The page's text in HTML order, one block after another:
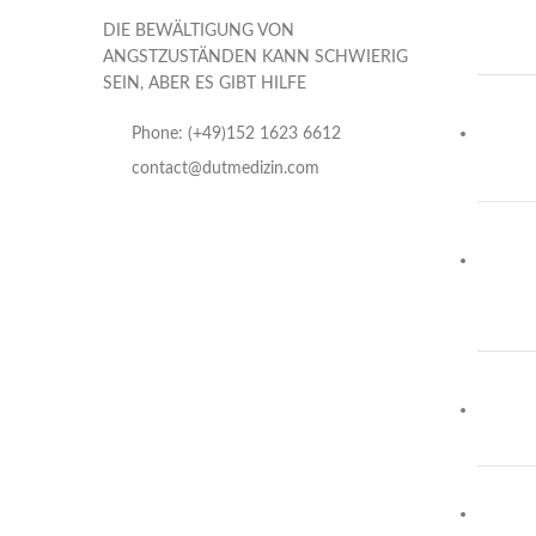
DIE BEWÄLTIGUNG VON
ANGSTZUSTÄNDEN KANN SCHWIERIG
SEIN, ABER ES GIBT HILFE
Phone: (+49)152 1623 6612
contact@dutmedizin.com